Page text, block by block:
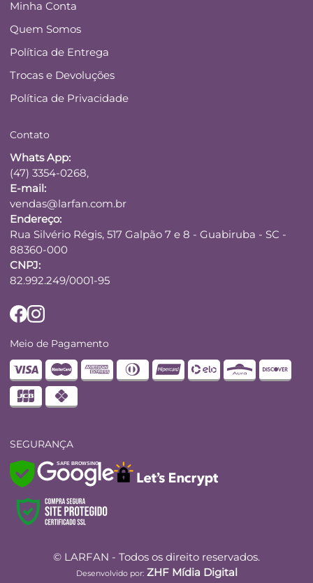
Minha Conta
Quem Somos
Política de Entrega
Trocas e Devoluções
Política de Privacidade
Contato
Whats App:
(47) 3354-0268,
E-mail:
vendas@larfan.com.br
Endereço:
Rua Silvério Régis, 517 Galpão 7 e 8 - Guabiruba - SC -
88360-000
CNPJ:
82.992.249/0001-95
Meio de Pagamento
SEGURANÇA
SAFE BROWSING
© LARFAN - Todos os direito reservados.
Desenvolvido por: ZHF Mídia Digital